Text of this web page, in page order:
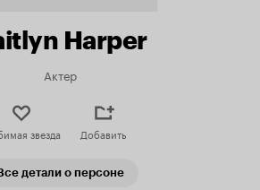
Harper
Актер
звезда Добавить
детали о персоне